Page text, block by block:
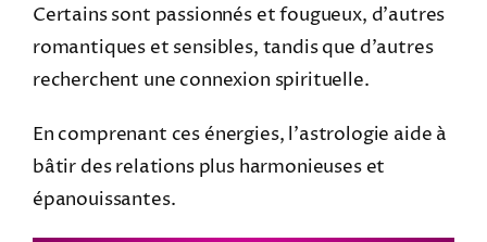
Certains sont passionnés et fougueux, d’autres
romantiques et sensibles, tandis que d’autres
recherchent une connexion spirituelle.
En comprenant ces énergies, l’astrologie aide à
bâtir des relations plus harmonieuses et
épanouissantes.